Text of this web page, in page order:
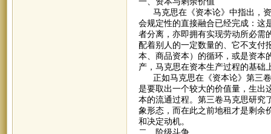
马克思在《资本论》中指出，资
会规定性的直接融合已经完成：这
者分离，亦即拥有实现劳动所必需
配着别人的一定数量的、它不支付
本、商品资本）的循环，或是资本
产，马克思在资本生产过程的基础
正如马克思在《资本论》第三卷
是要取出一个较大的价值量，生出
本的流通过程。第三卷马克思研究
象形态，而在此之前地租才是剩余
和决定动机。
二、阶级斗争